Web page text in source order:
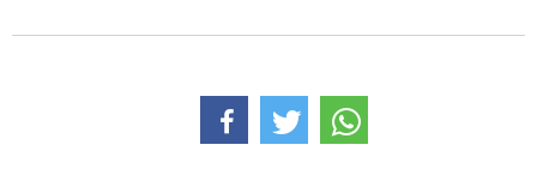
Wirtschaftspolitik
Steuer- und Finanzpolitik
Öffentliche Infrastruktur und Daseinsvorsorge